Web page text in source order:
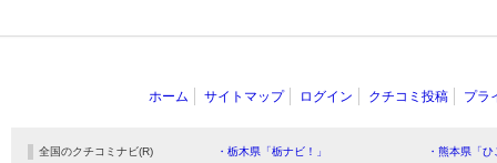
ホーム サイトマップ ログイン クチコミ投稿 プラ
全国のクチコミナビ(R) ・栃木県「栃ナビ！」 ・熊本県「